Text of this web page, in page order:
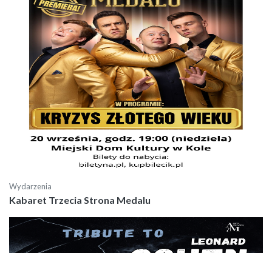
Wydarzenia
Kabaret Trzecia Strona Medalu